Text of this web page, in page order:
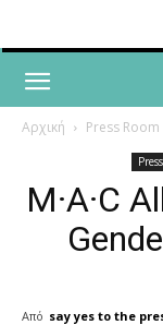
Αρχική Press Room
M·A·C
Από say yes to the